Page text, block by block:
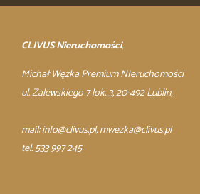
CLIVUS Nieruchomości,
Michał Węzka Premium NIeruchomości
ul. Zalewskiego 7 lok. 3, 20-492 Lublin,
mail:info@clivus.pl, mwezka@clivus.pl
tel. 533 997 245